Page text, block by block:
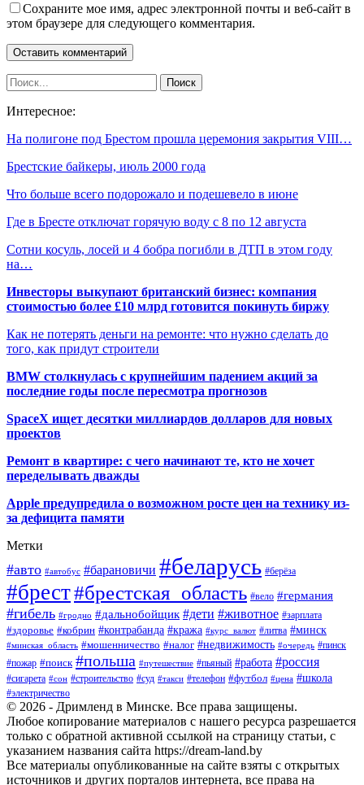
Сохраните мое имя, адрес электронной почты и веб-сайт в
этом браузере для следующего комментария.
Интересное:
На полигоне под Брестом прошла церемония закрытия VIII…
Брестские байкеры, июль 2000 года
Что больше всего подорожало и подешевело в июне
Где в Бресте отключат горячую воду с 8 по 12 августа
Сотни косуль, лосей и 4 бобра погибли в ДТП в этом году
на…
Инвесторы выкупают британский бизнес: компания
стоимостью более £10 млрд готовится покинуть биржу
Как не потерять деньги на ремонте: что нужно сделать до
того, как придут строители
BMW столкнулась с крупнейшим падением акций за
последние годы после пересмотра прогнозов
SpaceX ищет десятки миллиардов долларов для новых
проектов
Ремонт в квартире: с чего начинают те, кто не хочет
переделывать дважды
Apple предупредила о возможном росте цен на технику из-
за дефицита памяти
Метки
#авто #автобус #барановичи #беларусь #берёза
#брест#брестская_область #вело #германия
#гибель #гродно #дальнобойщик #дети #животное #зарплата
#здоровье #кобрин #контрабанда #кража #курс_валют #литва #минск
#минская_область #мошенничество #налог #недвижимость #очередь #пинск
#пожар #поиск #польша #путешествие #пьяный #работа #россия
#сигарета #сон #строительство #суд #такси #телефон #футбол #цена #школа
#электричество
© 2026 - Дримленд в Минске. Все права защищены.
Любое копирование материалов с нашего ресурса разрешается
только с обратной активной ссылкой на страницу статьи, с
указанием названия сайта https://dream-land.by
Все материалы опубликованные на сайте взяты с открытых
источников и других порталов интернета, все права на